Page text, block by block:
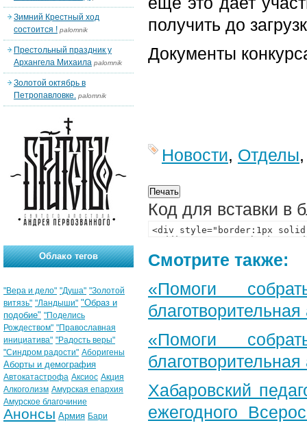
получить до
Документы
Новости, Отделы
Код для вставки в
Смотрите также:
«Помоги
«Помоги
Хабаровский
ежегодного
Зимний Крестный ход
состоится ! palomnik
Престольный праздник у
Архангела Михаила palomnik
Золотой октябрь в
Петропавловке. palomnik
Облако тегов
"Вера и дело" "Душа" "Золотой
витязь" "Ландыши" "Образ и
подобие" "Поделись
Рождеством" "Православная
инициатива" "Радость веры"
"Синдром радости" Аборигены
Аборты и демография
Автокатастрофа Аксиос Акция
Алкоголизм Амурская епархия
Амурское благочиние
Анонсы Армия Бари